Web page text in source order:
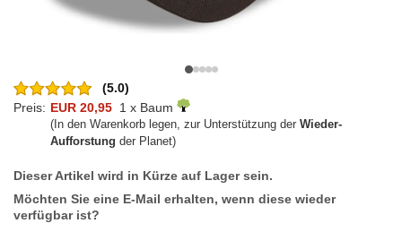
(5.0)
Preis: EUR 20,95 1 x Baum
(In den Warenkorb legen, zur Unterstützung der Wieder-
Aufforstung der Planet)
Dieser Artikel wird in Kürze auf Lager sein.
Möchten Sie eine E-Mail erhalten, wenn diese wieder
verfügbar ist?